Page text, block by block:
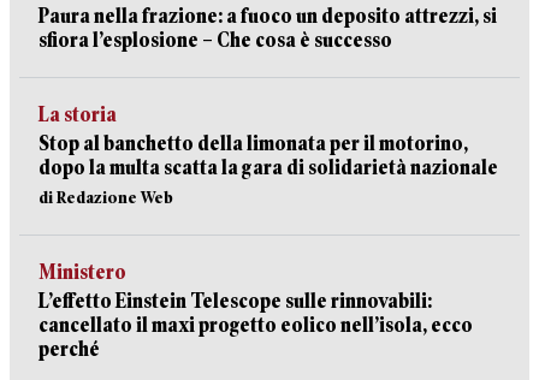
Paura nella frazione: a fuoco un deposito attrezzi, si
sfiora l’esplosione – Che cosa è successo
La storia
Stop al banchetto della limonata per il motorino,
dopo la multa scatta la gara di solidarietà nazionale
di Redazione Web
Ministero
L’effetto Einstein Telescope sulle rinnovabili:
cancellato il maxi progetto eolico nell’isola, ecco
perché